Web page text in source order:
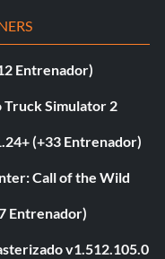
Entrenador)
Truck Simulator 2
(+33 Entrenador)
Call of the Wild
Entrenador)
v1.512.105.0